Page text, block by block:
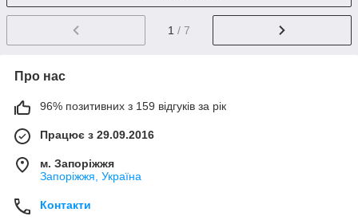
1 / 7
Про нас
96% позитивних з 159 відгуків за рік
Працює з 29.09.2016
м. Запоріжжя
Запоріжжя, Україна
Контакти